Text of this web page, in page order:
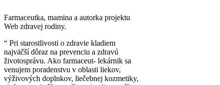
Farmaceutka, mamina a autorka projektu
Web zdravej rodiny.
“ Pri starostlivosti o zdravie kladiem
najväčší dôraz na prevenciu a zdravú
životosprávu. Ako farmaceut- lekárnik sa
venujem poradenstvu v oblasti liekov,
výživových doplnkov, liečebnej kozmetiky,